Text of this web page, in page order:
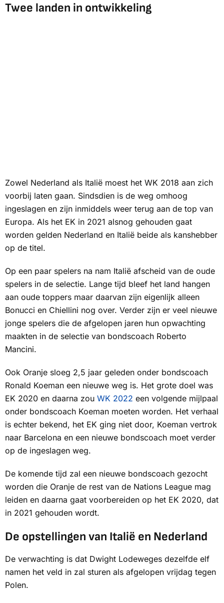
Twee landen in ontwikkeling
Zowel Nederland als Italië moest het WK 2018 aan zich
voorbij laten gaan. Sindsdien is de weg omhoog
ingeslagen en zijn inmiddels weer terug aan de top van
Europa. Als het EK in 2021 alsnog gehouden gaat
worden gelden Nederland en Italië beide als kanshebber
op de titel.
Op een paar spelers na nam Italië afscheid van de oude
spelers in de selectie. Lange tijd bleef het land hangen
aan oude toppers maar daarvan zijn eigenlijk alleen
Bonucci en Chiellini nog over. Verder zijn er veel nieuwe
jonge spelers die de afgelopen jaren hun opwachting
maakten in de selectie van bondscoach Roberto
Mancini.
Ook Oranje sloeg 2,5 jaar geleden onder bondscoach
Ronald Koeman een nieuwe weg is. Het grote doel was
EK 2020 en daarna zou WK 2022 een volgende mijlpaal
onder bondscoach Koeman moeten worden. Het verhaal
is echter bekend, het EK ging niet door, Koeman vertrok
naar Barcelona en een nieuwe bondscoach moet verder
op de ingeslagen weg.
De komende tijd zal een nieuwe bondscoach gezocht
worden die Oranje de rest van de Nations League mag
leiden en daarna gaat voorbereiden op het EK 2020, dat
in 2021 gehouden wordt.
De opstellingen van Italië en Nederland
De verwachting is dat Dwight Lodeweges dezelfde elf
namen het veld in zal sturen als afgelopen vrijdag tegen
Polen.